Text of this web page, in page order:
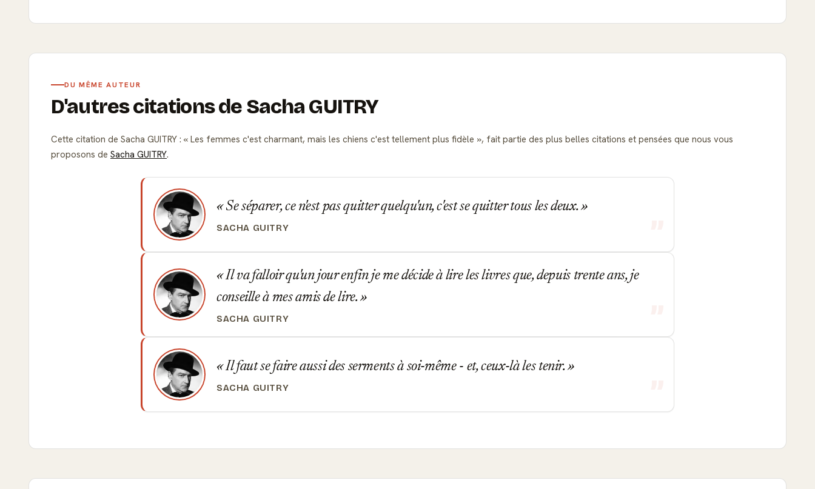
DU MÊME AUTEUR
D'autres citations de Sacha GUITRY
Cette citation de Sacha GUITRY : Les femmes c'est charmant, mais les chiens c'est tellement plus fidèle
, fait partie des plus belles citations et pensées que nous vous
proposons de Sacha GUITRY.
Se séparer, ce n'est pas quitter quelqu'un, c'est se quitter tous les deux.
SACHA GUITRY
Il va falloir qu'un jour enfin je me décide à lire les livres que, depuis trente ans, je
conseille à mes amis de lire.
SACHA GUITRY
Il faut se faire aussi des serments à soi-même - et, ceux-là les tenir.
SACHA GUITRY